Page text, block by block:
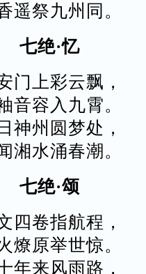
遥祭九州同。
七绝·忆
门上彩云飘，
音容入九霄。
神州圆梦处，
湘水涌春潮。
七绝·颂
四卷指航程，
燎原举世惊。
年来风雨路，